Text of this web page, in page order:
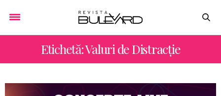
Etichetă: Valuri de Distracție